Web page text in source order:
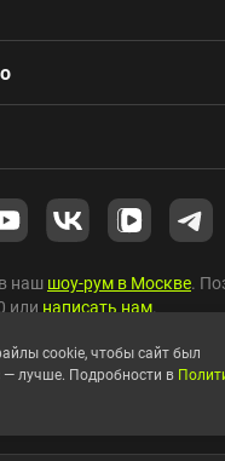
наш шоу-рум в Москве.
илинаписать нам.
HYPERPC.
cookie, чтобы сайт был
— лучше. Подробности в